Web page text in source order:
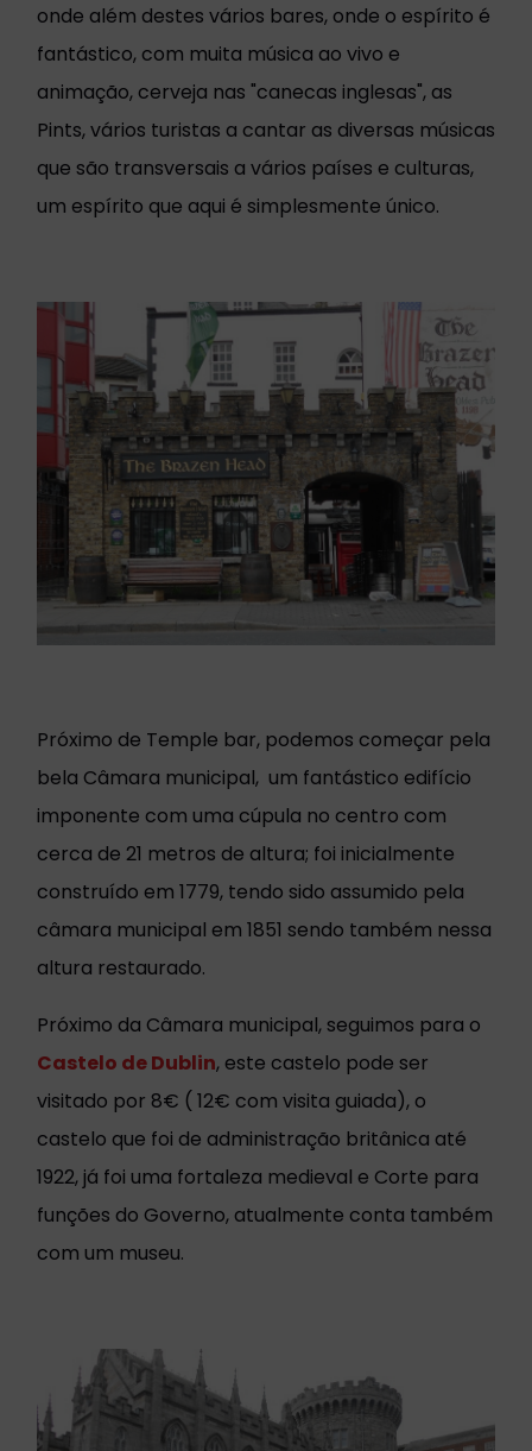
onde além destes vários bares, onde o espírito é
fantástico, com muita música ao vivo e
animação, cerveja nas "canecas inglesas", as
Pints, vários turistas a cantar as diversas músicas
que são transversais a vários países e culturas,
um espírito que aqui é simplesmente único.
Próximo de Temple bar, podemos começar pela
bela Câmara municipal, um fantástico edifício
imponente com uma cúpula no centro com
cerca de 21 metros de altura; foi inicialmente
construído em 1779, tendo sido assumido pela
câmara municipal em 1851 sendo também nessa
altura restaurado.
Próximo da Câmara municipal, seguimos para o
Castelo de Dublin, este castelo pode ser
visitado por 8€ ( 12€ com visita guiada), o
castelo que foi de administração britânica até
1922, já foi uma fortaleza medieval e Corte para
funções do Governo, atualmente conta também
com um museu.